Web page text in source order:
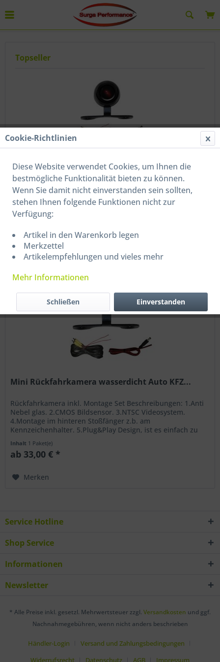
Rückfahrkamera
Topseller
Inhalt1 Paket(e)
ab 33,00 € *
Mini Rückfahrkamera wasserdicht Auto KFZ...
Rückfahrkamera inkl. Montage Set Beschreibungen: 1.Anti
Nebel glas. 2.CMOS Bildsensor. 3.NTSC Videosystem.
4.Montage im hinteren Stoßfänger z.b. am
Kennzeichenhalter. 5.Plug&Play Design, ist es einfach zu
Inhalt 1 Paket(e)
ab 33,00 € *
Merken
Service Hotline
Shop Service
Informationen
Newsletter
* Alle Preise inkl. gesetzl. Mehrwertsteuer zzgl. Versandkosten und ggf.
Nachnahmegebühren, wenn nicht anders beschrieben
Händler-Login
Versand und Zahlungsbedingungen
Widerrufsrecht
Datenschutz AGB Impressum
Cookie-Richtlinien
Diese Website verwendet Cookies, um Ihnen die
bestmögliche Funktionalität bieten zu können.
Wenn Sie damit nicht einverstanden sein sollten,
stehen Ihnen folgende Funktionen nicht zur
Verfügung:
Artikel in den Warenkorb legen
Merkzettel
Artikelempfehlungen und vieles mehr
Mehr Informationen
Einverstanden
Schließen